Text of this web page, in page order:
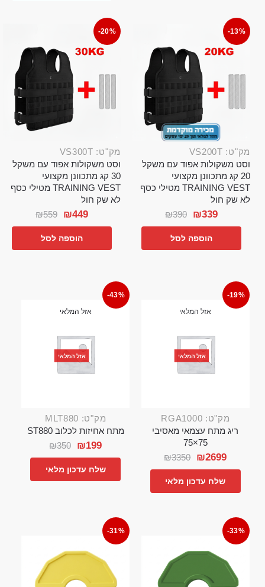
-13%
מק"ט: VS200T
וסט משקולות אפוד עם משקל
20 קג מתכוונן מקצועי
TRAINING VEST מטילי כסף
לא שק חול
₪390 ₪339
הוספה לסל
-20%
מק"ט: VS300T
וסט משקולות אפוד עם משקל
30 קג מתכוונן מקצועי
TRAINING VEST מטילי כסף
לא שק חול
₪559 ₪449
הוספה לסל
-19%
אזל המלאי
אזל המלאי
מק"ט: RGA1000
ריג מתח עצמאי מאסיבי
75×75
₪3350 ₪2699
שלח עדכון מלאי
-43%
אזל המלאי
אזל המלאי
מק"ט: MLT880
מתח אחיזות לכלוב ST880
₪350 ₪199
שלח עדכון מלאי
-33%
-31%